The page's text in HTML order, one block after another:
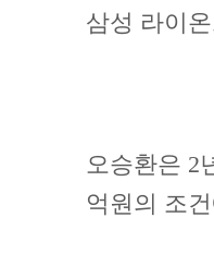
삼성 라이
오승환은 2
억원의 조